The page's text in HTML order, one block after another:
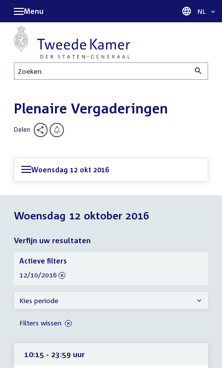
Zoeken
Menu Taal
NL
Plenaire Vergaderingen
Delen
Woensdag 12 okt 2016
Woensdag 12 oktober 2016
Verfijn uw resultaten
10:15 - 23:59 uur
Verfijn
uw
resultaten
Actieve filters
verwijder
12/10/2016
Kies periode
Filters wissen